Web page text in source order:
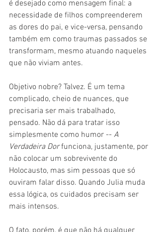
é desejado como mensagem final: a
necessidade de filhos compreenderem
as dores do pai, e vice-versa, pensando
também em como traumas passados se
transformam, mesmo atuando naqueles
que não viviam antes.
Objetivo nobre? Talvez. É um tema
complicado, cheio de nuances, que
precisaria ser mais trabalhado,
pensado. Não dá para tratar isso
simplesmente como humor -- A
Verdadeira Dor funciona, justamente, por
não colocar um sobrevivente do
Holocausto, mas sim pessoas que só
ouviram falar disso. Quando Julia muda
essa lógica, os cuidados precisam ser
mais intensos.